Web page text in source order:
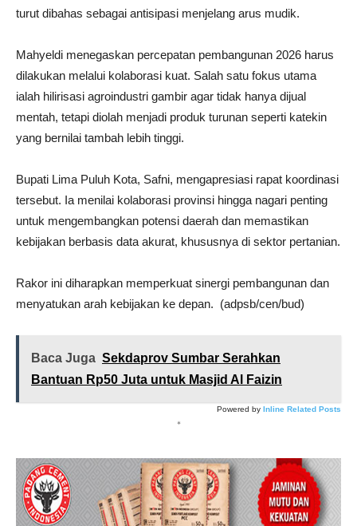
turut dibahas sebagai antisipasi menjelang arus mudik.
Mahyeldi menegaskan percepatan pembangunan 2026 harus
dilakukan melalui kolaborasi kuat. Salah satu fokus utama
ialah hilirisasi agroindustri gambir agar tidak hanya dijual
mentah, tetapi diolah menjadi produk turunan seperti katekin
yang bernilai tambah lebih tinggi.
Bupati Lima Puluh Kota, Safni, mengapresiasi rapat koordinasi
tersebut. Ia menilai kolaborasi provinsi hingga nagari penting
untuk mengembangkan potensi daerah dan memastikan
kebijakan berbasis data akurat, khususnya di sektor pertanian.
Rakor ini diharapkan memperkuat sinergi pembangunan dan
menyatukan arah kebijakan ke depan. (adpsb/cen/bud)
Baca Juga Sekdaprov Sumbar Serahkan
Bantuan Rp50 Juta untuk Masjid Al Faizin
Powered by Inline Related Posts
*